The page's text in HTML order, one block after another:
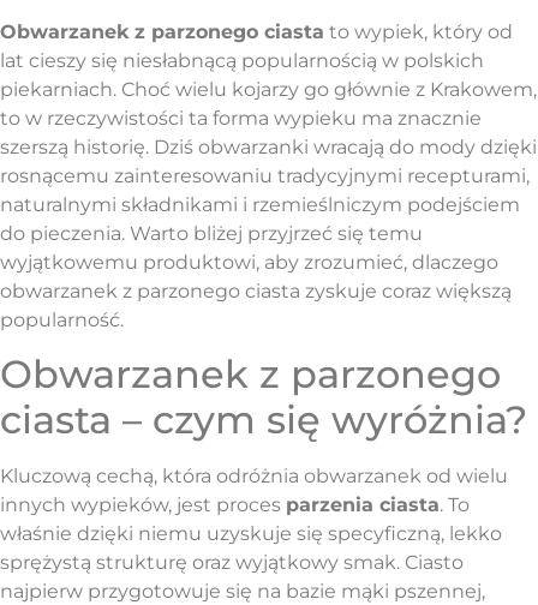
Obwarzanek z parzonego ciasta to wypiek, który od
lat cieszy się niesłabnącą popularnością w polskich
piekarniach. Choć wielu kojarzy go głównie z Krakowem,
to w rzeczywistości ta forma wypieku ma znacznie
szerszą historię. Dziś obwarzanki wracają do mody dzięki
rosnącemu zainteresowaniu tradycyjnymi recepturami,
naturalnymi składnikami i rzemieślniczym podejściem
do pieczenia. Warto bliżej przyjrzeć się temu
wyjątkowemu produktowi, aby zrozumieć, dlaczego
obwarzanek z parzonego ciasta zyskuje coraz większą
popularność.
Obwarzanek z parzonego
ciasta – czym się wyróżnia?
Kluczową cechą, która odróżnia obwarzanek od wielu
innych wypieków, jest proces parzenia ciasta. To
właśnie dzięki niemu uzyskuje się specyficzną, lekko
sprężystą strukturę oraz wyjątkowy smak. Ciasto
najpierw przygotowuje się na bazie mąki pszennej,